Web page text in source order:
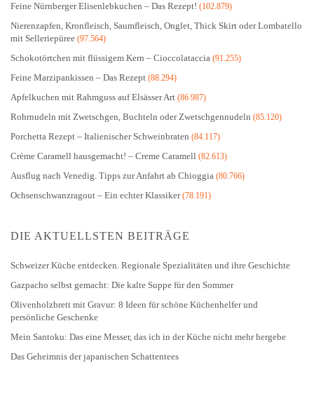
Feine Nürnberger Elisenlebkuchen – Das Rezept! (102.879)
Nierenzapfen, Kronfleisch, Saumfleisch, Onglet, Thick Skirt oder Lombatello
mit Selleriepüree (97.564)
Schokotörtchen mit flüssigem Kern – Cioccolataccia (91.255)
Feine Marzipankissen – Das Rezept (88.294)
Apfelkuchen mit Rahmguss auf Elsässer Art (86.987)
Rohrnudeln mit Zwetschgen, Buchteln oder Zwetschgennudeln (85.120)
Porchetta Rezept – Italienischer Schweinbraten (84.117)
Crème Caramell hausgemacht! – Creme Caramell (82.613)
Ausflug nach Venedig. Tipps zur Anfahrt ab Chioggia (80.766)
Ochsenschwanzragout – Ein echter Klassiker(78.191)
DIE AKTUELLSTEN BEITRÄGE
Schweizer Küche entdecken. Regionale Spezialitäten und ihre Geschichte
Gazpacho selbst gemacht: Die kalte Suppe für den Sommer
Olivenholzbrett mit Gravur: 8 Ideen für schöne Küchenhelfer und
persönliche Geschenke
Mein Santoku: Das eine Messer, das ich in der Küche nicht mehr hergebe
Das Geheimnis der japanischen Schattentees